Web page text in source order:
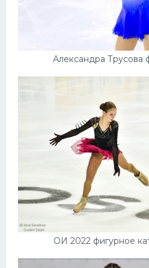
Александра Трусова
ОИ 2022 фигурное